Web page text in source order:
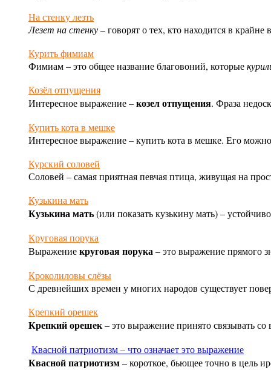
На стенку лезть
Лезет на стенку– говорят о тех, кто находится в
Курить фимиам
Фимиам – это общее название благовоний, которые
Козёл отпущения
Интересное выражение –козел отпущения. Фраза
Купить кота в мешке
Интересное выражение – купить кота в мешке. Его
Курский соловей
Соловей – самая приятная певчая птица, живущая на
Кузькина мать
Кузькина мать(или показать кузькину мать) –
Круговая порука
Выражениекруговая порука– это выражение прямого
Кроколиловы слёзы
С древнейших времен у многих народов существует
Крепкий орешек
Крепкий орешек– это выражение принято связывать
Квасной патриотизм – что означает это выражение
Квасной патриотизм– короткое, бьющее точно в цель